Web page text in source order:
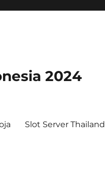
2024
Slot Server Thailand